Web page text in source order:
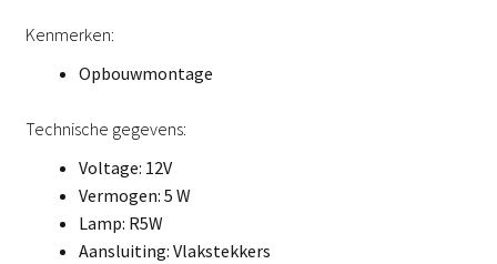
Kenmerken:
Opbouwmontage
Technische gegevens:
Voltage: 12V
Vermogen: 5 W
Lamp: R5W
Aansluiting: Vlakstekkers